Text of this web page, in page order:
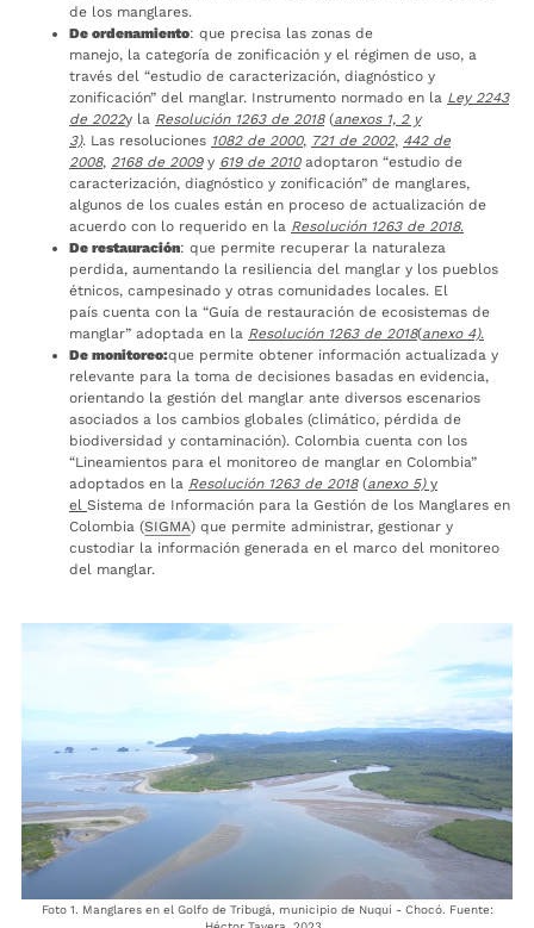
de los manglares.
De ordenamiento: que precisa las zonas de
manejo, la categoría de zonificación y el régimen de uso, a
través del “estudio de caracterización, diagnóstico y
zonificación” del manglar. Instrumento normado en la Ley 2243
de 2022y la Resolución 1263 de 2018(anexos 1, 2 y
3). Las resoluciones 1082 de 2000, 721 de 2002, 442 de
2008, 2168 de 2009y 619 de 2010adoptaron “estudio de
caracterización, diagnóstico y zonificación” de manglares,
algunos de los cuales están en proceso de actualización de
acuerdo con lo requerido en la Resolución 1263 de 2018.
De restauración: que permite recuperar la naturaleza
perdida, aumentando la resiliencia del manglar y los pueblos
étnicos, campesinado y otras comunidades locales. El
país cuenta con la “Guía de restauración de ecosistemas de
manglar” adoptada en la Resolución 1263 de 2018(anexo 4).
De monitoreo:que permite obtener información actualizada y
relevante para la toma de decisiones basadas en evidencia,
orientando la gestión del manglar ante diversos escenarios
asociados a los cambios globales (climático, pérdida de
biodiversidad y contaminación). Colombia cuenta con los
“Lineamientos para el monitoreo de manglar en Colombia”
adoptados en la Resolución 1263 de 2018(anexo 5)y
el Sistema de Información para la Gestión de los Manglares en
Colombia (SIGMA) que permite administrar, gestionar y
custodiar la información generada en el marco del monitoreo
del manglar.
Foto 1. Manglares en el Golfo de Tribugá, municipio de Nuquí - Chocó. Fuente: